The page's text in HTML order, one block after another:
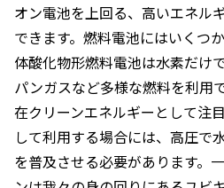
オン電池を上回る、高いエネル
できます。燃料電池にはいくつ
体酸化物形燃料電池は水素だけ
パンガスなど多様な燃料を利用
在クリーンエネルギーとして注
して利用する場合には、高圧で
を普及させる必要があります。